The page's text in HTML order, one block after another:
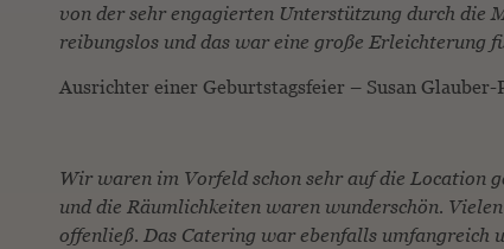
von der sehr engagierten Unterstützung durch die
reibungslos und das war eine große Erleichterung
Ausrichter einer Geburtstagsfeier – Susan Glauber-
Wir waren im Vorfeld schon sehr auf die Location
und die Räumlichkeiten waren wunderschön.
offenließ. Das Catering war ebenfalls umfangreich